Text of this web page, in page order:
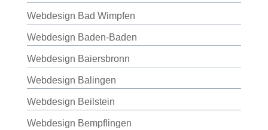
Webdesign Bad Wimpfen
Webdesign Baden-Baden
Webdesign Baiersbronn
Webdesign Balingen
Webdesign Beilstein
Webdesign Bempflingen